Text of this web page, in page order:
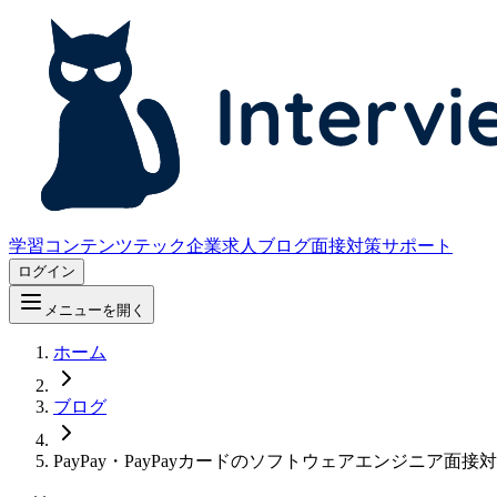
学習コンテンツテック企業求人 ブログ面接対策サポート
ログイン
メニューを開く
ホーム
ブログ
PayPay・PayPayカードのソフトウェアエンジニア面接